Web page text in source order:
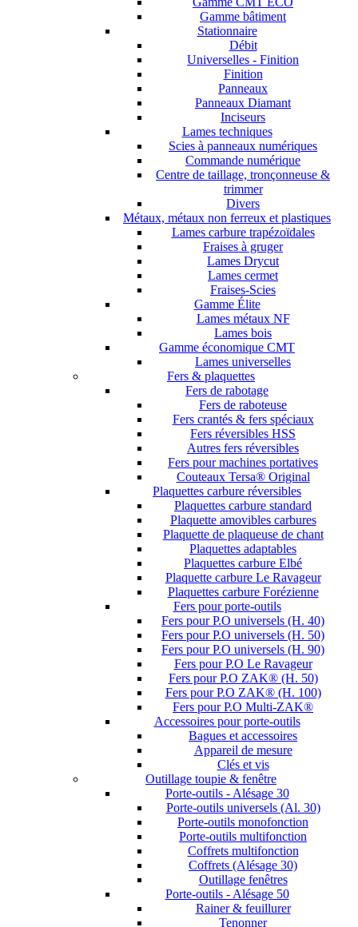
Gamme bâtiment
Stationnaire
Débit
Universelles - Finition
Finition
Panneaux
Panneaux Diamant
Inciseurs
Lames techniques
Scies à panneaux numériques
Commande numérique
Centre de taillage, tronçonneuse &
trimmer
Divers
Métaux, métaux non ferreux et plastiques
Lames carbure trapézoïdales
Fraises à gruger
Lames Drycut
Lames cermet
Fraises-Scies
Gamme Élite
Lames métaux NF
Lames bois
Gamme économique CMT
Lames universelles
Fers & plaquettes
Fers de rabotage
Fers de raboteuse
Fers crantés & fers spéciaux
Fers réversibles HSS
Autres fers réversibles
Fers pour machines portatives
Couteaux Tersa® Original
Plaquettes carbure réversibles
Plaquettes carbure standard
Plaquette amovibles carbures
Plaquette de plaqueuse de chant
Plaquettes adaptables
Plaquettes carbure Elbé
Plaquette carbure Le Ravageur
Plaquettes carbure Forézienne
Fers pour porte-outils
Fers pour P.O universels (H. 40)
Fers pour P.O universels (H. 50)
Fers pour P.O universels (H. 90)
Fers pour P.O Le Ravageur
Fers pour P.O ZAK® (H. 50)
Fers pour P.O ZAK® (H. 100)
Fers pour P.O Multi-ZAK®
Accessoires pour porte-outils
Bagues et accessoires
Appareil de mesure
Clés et vis
Outillage toupie & fenêtre
Porte-outils - Alésage 30
Porte-outils universels (Al. 30)
Porte-outils monofonction
Porte-outils multifonction
Coffrets multifonction
Coffrets (Alésage 30)
Outillage fenêtres
Porte-outils - Alésage 50
Rainer & feuillurer
Tenonner